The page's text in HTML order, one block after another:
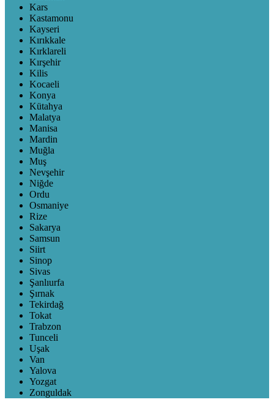
Kars
Kastamonu
Kayseri
Kırıkkale
Kırklareli
Kırşehir
Kilis
Kocaeli
Konya
Kütahya
Malatya
Manisa
Mardin
Muğla
Muş
Nevşehir
Niğde
Ordu
Osmaniye
Rize
Sakarya
Samsun
Siirt
Sinop
Sivas
Şanlıurfa
Şırnak
Tekirdağ
Tokat
Trabzon
Tunceli
Uşak
Van
Yalova
Yozgat
Zonguldak